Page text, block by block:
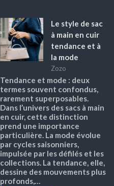
Le style de sac
à main en cuir
tendance et à
la mode
Zozo
Tendance et mode : deux
termes souvent confondus,
rarement superposables.
Dans l’univers des sacs à main
en cuir, cette distinction
prend une importance
particulière. La mode évolue
par cycles saisonniers,
impulsée par les défilés et les
collections. La tendance, elle,
dessine des mouvements plus
profonds,…